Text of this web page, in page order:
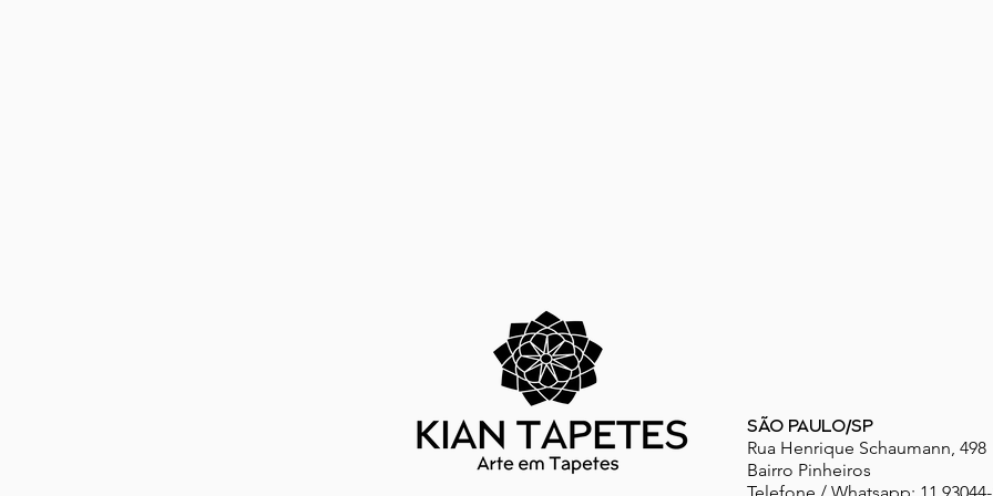
SÃO PAULO/SP
Rua Henrique Schaumann, 498
Bairro Pinheiros
Telefone / Whatsapp: 11